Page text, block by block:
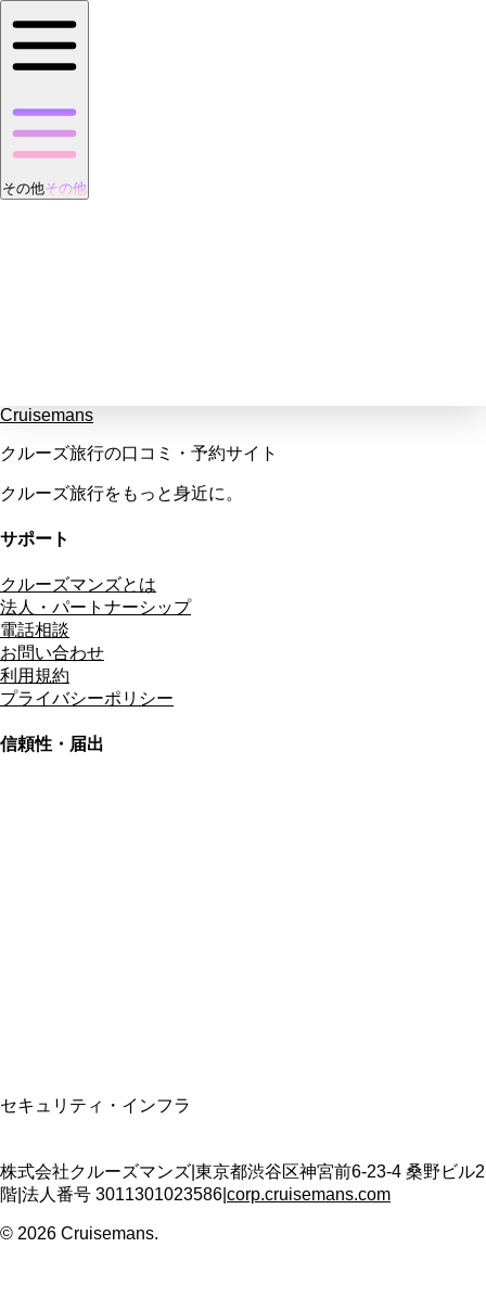
その他その他
Cruisemans
クルーズ旅行の口コミ・予約サイト
クルーズ旅行をもっと身近に。
サポート
クルーズマンズとは
法人・パートナーシップ
電話相談
お問い合わせ
利用規約
プライバシーポリシー
信頼性・届出
セキュリティ・インフラ
株式会社クルーズマンズ 東京都渋谷区神宮前6-23-4 桑野ビル2
階 法人番号 3011301023586 corp.cruisemans.com
© 2026 Cruisemans.